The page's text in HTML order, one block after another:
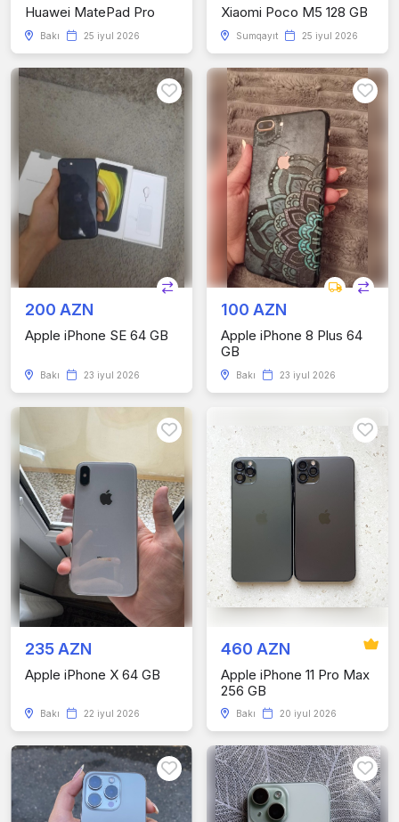
Huawei MatePad Pro
Bakı 25 iyul 2026
Xiaomi Poco M5 128 GB
Sumqayıt 25 iyul 2026
200 AZN
Apple iPhone SE 64 GB
Bakı 23 iyul 2026
100 AZN
Apple iPhone 8 Plus 64
GB
Bakı 23 iyul 2026
235 AZN
Apple iPhone X 64 GB
Bakı 22 iyul 2026
460 AZN
Apple iPhone 11 Pro Max
256 GB
Bakı 20 iyul 2026